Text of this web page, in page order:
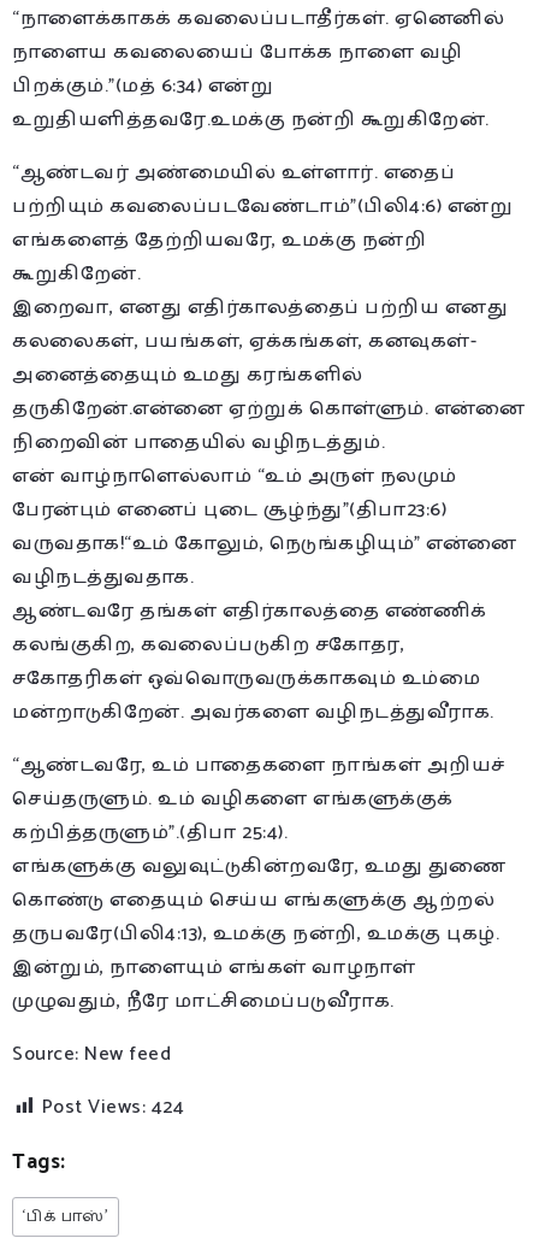
“நாளைக்காகக் கவலைப்படாதீர்கள். ஏனெனில்
நாளைய கவலையைப் போக்க நாளை வழி
பிறக்கும்.”(மத் 6:34) என்று
உறுதியளித்தவரே.உமக்கு நன்றி கூறுகிறேன்.
“ஆண்டவர் அண்மையில் உள்ளார். எதைப்
பற்றியும் கவலைப்படவேண்டாம்”(பிலி4:6) என்று
எங்களைத் தேற்றியவரே, உமக்கு நன்றி
கூறுகிறேன்.
இறைவா, எனது எதிர்காலத்தைப் பற்றிய எனது
கலலைகள், பயங்கள், ஏக்கங்கள், கனவுகள்-
அனைத்தையும் உமது கரங்களில்
தருகிறேன்.என்னை ஏற்றுக் கொள்ளும். என்னை
நிறைவின் பாதையில் வழிநடத்தும்.
என் வாழ்நாளெல்லாம் “உம் அருள் நலமும்
பேரன்பும் எனைப் புடை சூழ்ந்து”(திபா23:6)
வருவதாக!“உம் கோலும், நெடுங்கழியும்” என்னை
வழிநடத்துவதாக.
ஆண்டவரே தங்கள் எதிர்காலத்தை எண்ணிக்
கலங்குகிற, கவலைப்படுகிற சகோதர,
சகோதரிகள் ஒவ்வொருவருக்காகவும் உம்மை
மன்றாடுகிறேன். அவர்களை வழிநடத்துவீராக.
“ஆண்டவரே, உம் பாதைகளை நாங்கள் அறியச்
செய்தருளும். உம் வழிகளை எங்களுக்குக்
கற்பித்தருளும்”.(திபா 25:4).
எங்களுக்கு வலுவுட்டுகின்றவரே, உமது துணை
கொண்டு எதையும் செய்ய எங்களுக்கு ஆற்றல்
தருபவரே(பிலி4:13), உமக்கு நன்றி, உமக்கு புகழ்.
இன்றும், நாளையும் எங்கள் வாழநாள்
முழுவதும், நீரே மாட்சிமைப்படுவீராக.
Source: New feed
Post Views:424
Tags:
‘பிக் பாஸ்’